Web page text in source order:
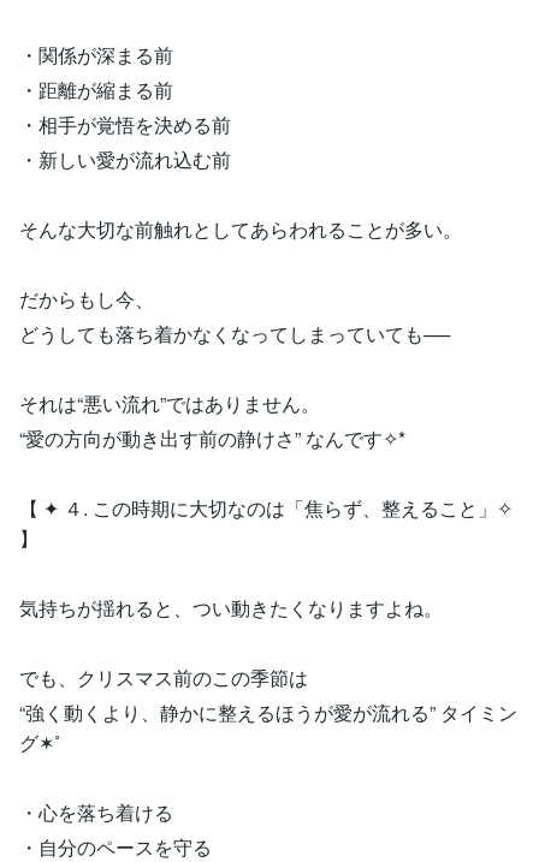
・関係が深まる前
・距離が縮まる前
・相手が覚悟を決める前
・新しい愛が流れ込む前
そんな大切な前触れとしてあらわれることが多い。
だからもし今、
どうしても落ち着かなくなってしまっていても──
それは“悪い流れ”ではありません。
“愛の方向が動き出す前の静けさ” なんです✧*
【 ✦ ４. この時期に大切なのは「焦らず、整えること」✧
】
気持ちが揺れると、つい動きたくなりますよね。
でも、クリスマス前のこの季節は
“強く動くより、静かに整えるほうが愛が流れる” タイミン
グ✶˚
・心を落ち着ける
・自分のペースを守る